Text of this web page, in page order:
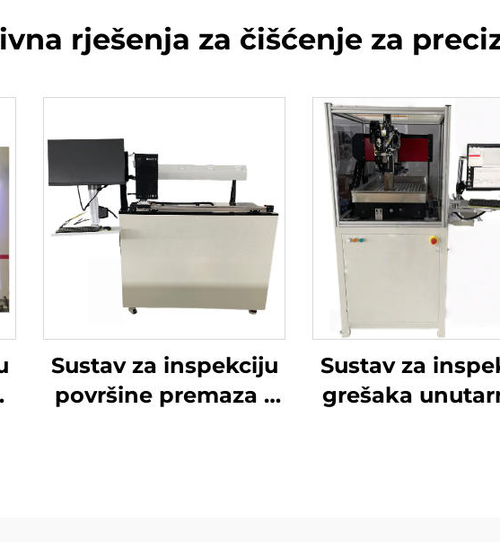
rješenja za čišćenje za
Sustav za inspekciju
površine premaza –
Sustav za
grešaka